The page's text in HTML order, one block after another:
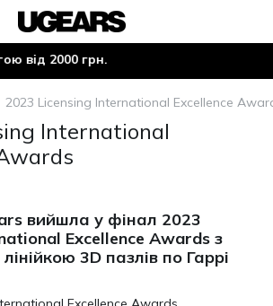
від 2000 грн.
2023 Licensing International Excellence
International
вийшла у фінал 2023
Excellence Awards з
3D пазлів по Гаррі